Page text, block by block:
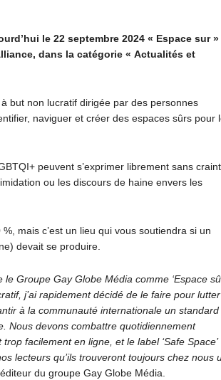
le 22 septembre 2024 « Espace sur »
dans la catégorie « Actualités et
but non lucratif dirigée par des personnes
naviguer et créer des espaces sûrs pour
peuvent s’exprimer librement sans
ou les discours de haine envers les
mais c’est un lieu qui vous soutiendra si un
devait se produire.
Groupe Gay Globe Média comme ‘Espace
j’ai rapidement décidé de le faire pour lutter
à la communauté internationale un standard
Nous devons combattre quotidiennement
facilement en ligne, et le label ‘Safe Space’
lecteurs qu’ils trouveront toujours chez nous
du groupe Gay Globe Média.